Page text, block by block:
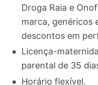
Droga Raia e
marca, genéricos
descontos em
Licença-
parental de 35
Horário flexível.